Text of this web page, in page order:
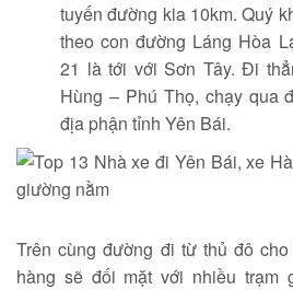
tuyến đường kia 10km. Quý
theo con đường Láng Hòa
21 là tới với Sơn Tây. Đi
Hùng – Phú Thọ, chạy qua
địa phận tỉnh Yên Bái.
Trên cùng đường đi từ thủ đô
hàng sẽ đối mặt với nhiều trạm